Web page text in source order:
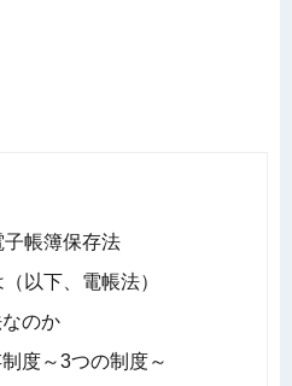
帳簿保存法
以下、電帳法）
のか
度～3つの制度～